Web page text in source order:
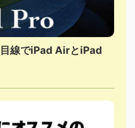
線でiPad AirとiPad